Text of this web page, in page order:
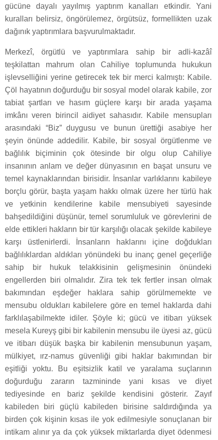
gücüne dayalı yayılmış yaptırım kanalları etkindir. Yani
kuralları belirsiz, öngörülemez, örgütsüz, formellikten uzak
dağınık yaptırımlara başvurulmaktadır.
Merkezî, örgütlü ve yaptırımlara sahip bir adli-kazâî
teşkilattan mahrum olan Cahiliye toplumunda hukukun
işlevselliğini yerine getirecek tek bir merci kalmıştı: Kabile.
Çöl hayatının doğurduğu bir sosyal model olarak kabile, zor
tabiat şartları ve hasım güçlere karşı bir arada yaşama
imkânı veren birincil aidiyet sahasıdır. Kabile mensupları
arasındaki “Biz” duygusu ve bunun ürettiği asabiye her
şeyin önünde addedilir. Kabile, bir sosyal örgütlenme ve
bağlılık biçiminin çok ötesinde bir olgu olup Cahiliye
insanının anlam ve değer dünyasının en başat unsuru ve
temel kaynaklarından birisidir. İnsanlar varlıklarını kabileye
borçlu görür, başta yaşam hakkı olmak üzere her türlü hak
ve yetkinin kendilerine kabile mensubiyeti sayesinde
bahşedildiğini düşünür, temel sorumluluk ve görevlerini de
elde ettikleri hakların bir tür karşılığı olacak şekilde kabileye
karşı üstlenirlerdi. İnsanların haklarını içine doğdukları
bağlılıklardan aldıkları yönündeki bu inanç genel geçerliğe
sahip bir hukuk telakkisinin gelişmesinin önündeki
engellerden biri olmalıdır. Zira tek tek fertler insan olmak
bakımından eşdeğer haklara sahip görülmemekte ve
mensubu oldukları kabilelere göre en temel haklarda dahi
farklılaşabilmekte idiler. Şöyle ki; gücü ve itibarı yüksek
mesela Kureyş gibi bir kabilenin mensubu ile üyesi az, gücü
ve itibarı düşük başka bir kabilenin mensubunun yaşam,
mülkiyet, ırz-namus güvenliği gibi haklar bakımından bir
eşitliği yoktu. Bu eşitsizlik katil ve yaralama suçlarının
doğurduğu zararın tazmininde yani kısas ve diyet
tediyesinde en bariz şekilde kendisini gösterir. Zayıf
kabileden biri güçlü kabileden birisine saldırdığında ya
birden çok kişinin kısas ile yok edilmesiyle sonuçlanan bir
intikam alınır ya da çok yüksek miktarlarda diyet ödenmesi